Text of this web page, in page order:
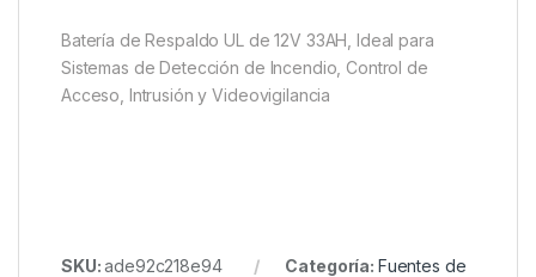
Batería de Respaldo UL de 12V 33AH, Ideal para
Sistemas de Detección de Incendio, Control de
Acceso, Intrusión y Videovigilancia
SKU:ade92c218e94 Categoría: Fuentes de